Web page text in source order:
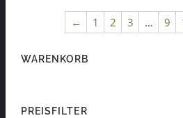
← 1 2 3 … 9
WARENKORB
PREISFILTER